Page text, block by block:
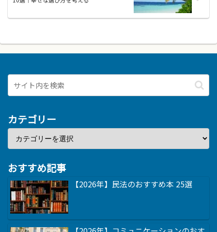
カテゴリー
おすすめ記事
【2026年】民法のおすすめ本 25選